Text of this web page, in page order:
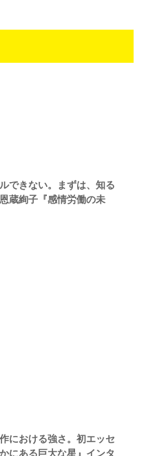
できない。まずは、知る
蔵絢子『感情労働の未
における強さ。初エッセ
にある巨大な星』インタ